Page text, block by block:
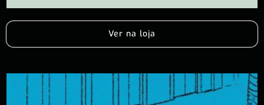
Ver na loja